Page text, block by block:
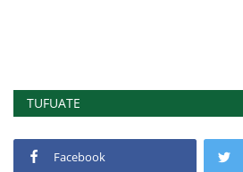
TUFUATE
Facebook